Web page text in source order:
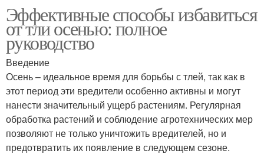
Эффективные способы избавиться
от тли осенью: полное
руководство
Введение
Осень – идеальное время для борьбы с тлей, так как в
этот период эти вредители особенно активны и могут
нанести значительный ущерб растениям. Регулярная
обработка растений и соблюдение агротехнических мер
позволяют не только уничтожить вредителей, но и
предотвратить их появление в следующем сезоне.